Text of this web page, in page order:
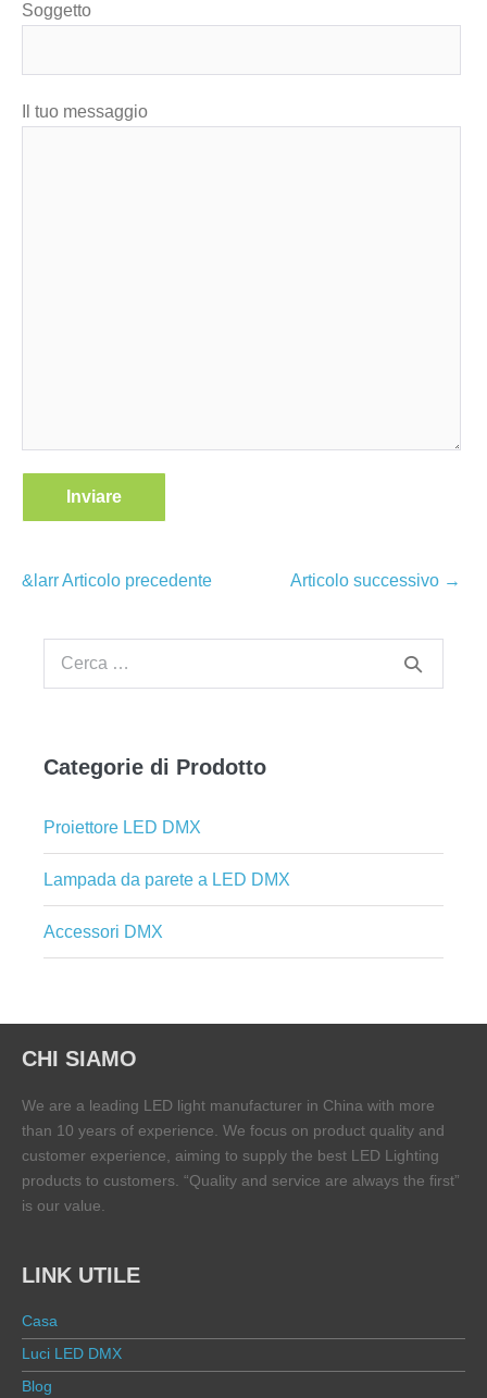
Soggetto
Il tuo messaggio
Navigazione
&larr Articolo precedente Articolo successivo →
Cerca
Categorie di Prodotto
Proiettore LED DMX
Lampada da parete a LED DMX
Accessori DMX
CHI SIAMO
We are a leading LED light manufacturer in China with more
than 10 years of experience. We focus on product quality and
customer experience, aiming to supply the best LED Lighting
products to customers. “Quality and service are always the first”
is our value.
LINK UTILE
Casa
Luci LED DMX
Blog